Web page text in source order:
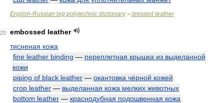
English-Russian big polytechnic dictionary> dressed leather
20
embossed leather
тисненая кожа
fine leather binding — переплетная крышка из выделанной
кожи
piping of black leather — окантовка чёрной кожей
crop leather — выделанная кожа мелких животных
bottom leather — краснодубная подошвенная кожа